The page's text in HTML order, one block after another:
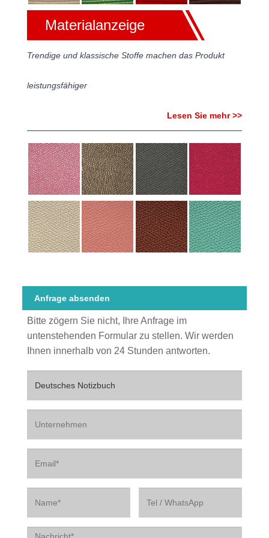
Materialanzeige
Trendige und klassische Stoffe machen das Produkt
leistungsfähiger
Lesen Sie mehr >>
Anfrage absenden
Bitte zögern Sie nicht, Ihre Anfrage im
untenstehenden Formular zu stellen. Wir werden
Ihnen innerhalb von 24 Stunden antworten.